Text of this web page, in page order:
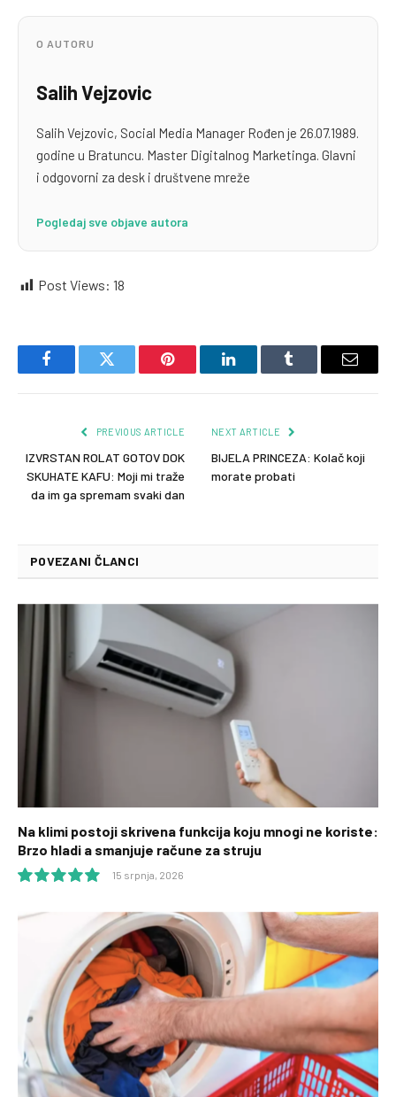
O AUTORU
Salih Vejzovic
Salih Vejzovic, Social Media Manager Rođen je 26.07.1989.
godine u Bratuncu. Master Digitalnog Marketinga. Glavni
i odgovorni za desk i društvene mreže
Pogledaj sve objave autora
Post Views: 18
FacebookTwitter Pinterest LinkedInTumblr Email
PREVIOUS ARTICLE
IZVRSTAN ROLAT GOTOV DOK
SKUHATE KAFU: Moji mi traže
da im ga spremam svaki dan
NEXT ARTICLE
BIJELA PRINCEZA: Kolač koji
morate probati
POVEZANI ČLANCI
Na klimi postoji skrivena funkcija koju mnogi ne koriste:
Brzo hladi a smanjuje račune za struju
10.0
15 srpnja, 2026